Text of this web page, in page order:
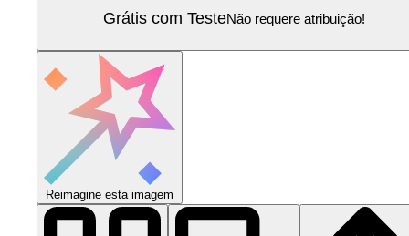
Grátis com TesteNão requere atribuição!
Reimagine esta imagem